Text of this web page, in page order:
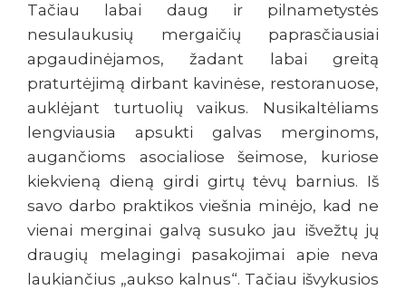
Tačiau labai daug ir pilnametystės
nesulaukusių mergaičių paprasčiausiai
apgaudinėjamos, žadant labai greitą
praturtėjimą dirbant kavinėse, restoranuose,
auklėjant turtuolių vaikus. Nusikaltėliams
lengviausia apsukti galvas merginoms,
augančioms asocialiose šeimose, kuriose
kiekvieną dieną girdi girtų tėvų barnius. Iš
savo darbo praktikos viešnia minėjo, kad ne
vienai merginai galvą susuko jau išvežtų jų
draugių melagingi pasakojimai apie neva
laukiančius „aukso kalnus“. Tačiau išvykusios